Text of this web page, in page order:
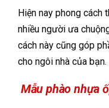
Hiện nay phong
nhiều người ưa
cách này cũng góp
cho ngôi nhà của bạn.
Mẫu phào nhựa